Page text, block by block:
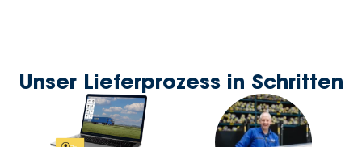
Unser Lieferprozess in Schritten